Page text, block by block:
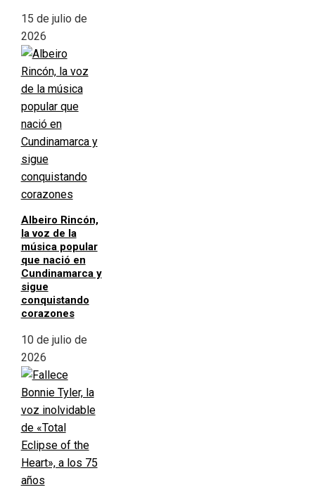
15 de julio de
2026
Albeiro Rincón,
la voz de la
música popular
que nació en
Cundinamarca y
sigue
conquistando
corazones
10 de julio de
2026